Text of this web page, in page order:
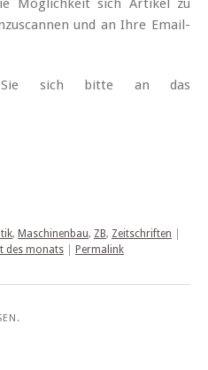
und an Ihre Email-
Sie sich bitte an das
, Maschinenbau, ZB, Zeitschriften
des monats Permalink